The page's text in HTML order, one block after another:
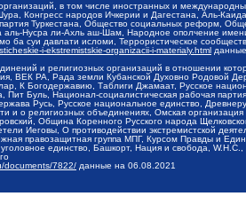
в том числе иностранных и
Конгресс народов Ичкерии и Дагестана, Аль-
Туркестана, Общество социальных реформ,
аль-Нусра ли-Ахль аш-Шам, Народное ополчение
ба суи давлати исломи, Террористическое
i-ekstremistskie-organizacii-i-materialy.html
и религиозных организаций в отношении
ВЕК РА, Рада земли Кубанской Духовно Родовой
К Богодержавию, Таблиги Джамаат, Русское
Пит Буль, Национал-социалистическая рабочая
Русь, Русское национальное единство,
и о религиозных объединениях, Омская
Община Коренного Русского народа
Иеговы, О противодействии экстремистской
правозащитная группа МПГ, Курсом Правды и
уголовное единство, Башкорт, Нация и свобода,
documents/7822/ данные на 06.08.2021